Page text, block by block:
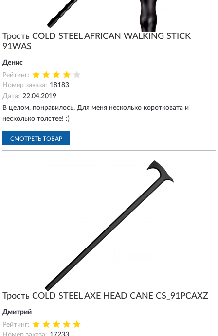
Трость COLD STEEL AFRICAN WALKING STICK
91WAS
Денис
Рейтинг:
Номер заказа: 18183
Дата: 22.04.2019
В целом, понравилось. Для меня несколько коротковата и
несколько толстее! :)
СМОТРЕТЬ ТОВАР
Трость COLD STEEL AXE HEAD CANE CS_91PCAXZ
Дмитрий
Рейтинг:
Номер заказа: 17233